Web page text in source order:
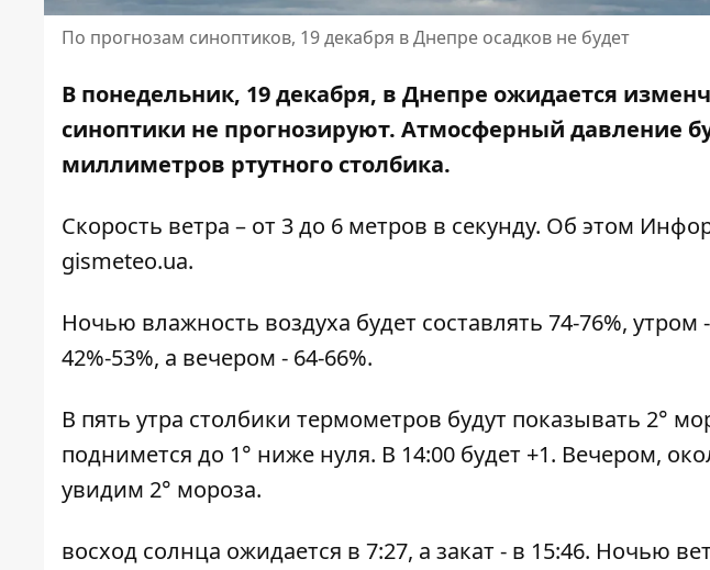
По прогнозам синоптиков, 19 декабря в Днепре осадков не будет
В понедельник, 19 декабря, в Днепре ожидается
синоптики не прогнозируют. Атмосферный давление
миллиметров ртутного столбика.
Скорость ветра – от 3 до 6 метров в секунду. Об этом
gismeteo.ua.
Ночью влажность воздуха будет составлять 74-76%, утром
42%-53%, а вечером - 64-66%.
В пять утра столбики термометров будут показывать 2°
поднимется до 1° ниже нуля. В 14:00 будет +1. Вечером,
увидим 2° мороза.
восход солнца ожидается в 7:27, а закат - в 15:46. Ночью